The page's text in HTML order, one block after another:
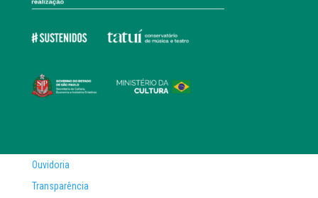
Ouvidoria
Transparência